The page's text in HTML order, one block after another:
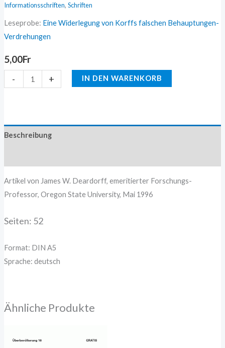
Informationsschriften, Schriften
Leseprobe: Eine Widerlegung von Korffs falschen Behauptungen-
Verdrehungen
5,00Fr
- + IN DEN WARENKORB
Beschreibung
Artikel von James W. Deardorff, emeritierter Forschungs-
Professor, Oregon State University, Mai 1996
Seiten: 52
Format: DIN A5
Sprache: deutsch
Ähnliche Produkte